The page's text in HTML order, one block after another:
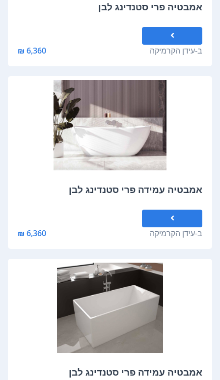
אמבטיה פרי סטנדינג לבן
ב-עידן הקרמיקה 6,360 ₪
אמבטיה עמידה פרי סטנדינג לבן
ב-עידן הקרמיקה 6,360 ₪
אמבטיה עמידה פרי סטנדינג לבן